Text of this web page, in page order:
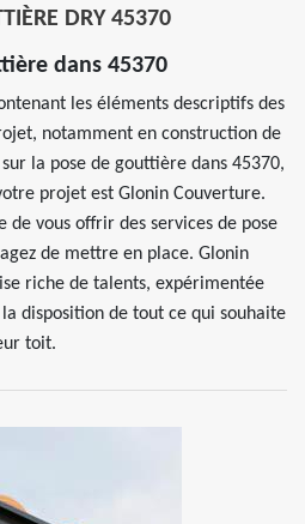
DRY 45370
dans 45370
les éléments descriptifs des
notamment en construction de
la pose de gouttière dans 45370,
projet est Glonin Couverture.
de vous offrir des services de pose
de mettre en place. Glonin
riche de talents, expérimentée
disposition de tout ce qui souhaite
toit.